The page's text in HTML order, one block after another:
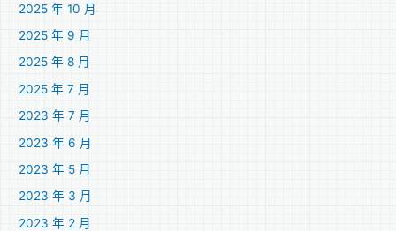
2025 年 10 月
2025 年 9 月
2025 年 8 月
2025 年 7 月
2023 年 7 月
2023 年 6 月
2023 年 5 月
2023 年 3 月
2023 年 2 月